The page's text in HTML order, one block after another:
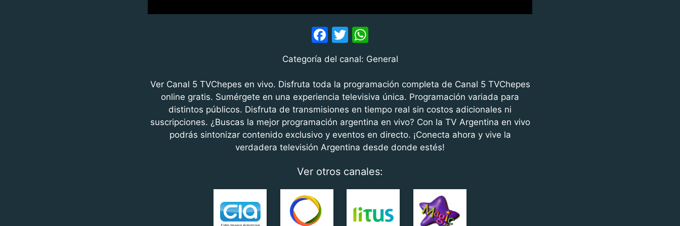
F
a
c
e
b
o
o
k
T
w
itt
er
at
s
A
p
p
Categoría del canal: General
Ver Canal 5 TVChepes en vivo. Disfruta toda la programación completa de Canal 5 TVChepes
online gratis. Sumérgete en una experiencia televisiva única. Programación variada para
distintos públicos. Disfruta de transmisiones en tiempo real sin costos adicionales ni
suscripciones. ¿Buscas la mejor programación argentina en vivo? Con la TV Argentina en vivo
podrás sintonizar contenido exclusivo y eventos en directo. ¡Conecta ahora y vive la
verdadera televisión Argentina desde donde estés!
Ver otros canales: